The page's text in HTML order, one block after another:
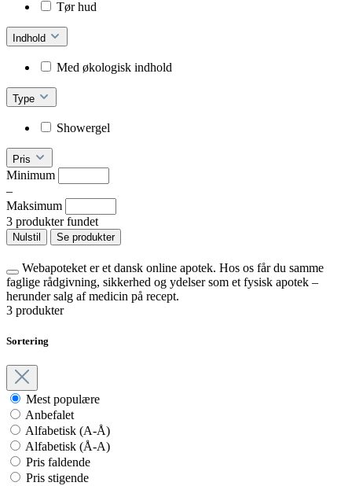
Tør hud
Indhold
Med økologisk indhold
Type
Showergel
Pris
Minimum
–
Maksimum
3 produkter fundet
Nulstil Se produkter
Webapoteket er et dansk online apotek. Hos os får du samme
faglige rådgivning, sikkerhed og ydelser som et fysisk apotek –
herunder salg af medicin på recept.
3 produkter
Sortering
Mest populære
Anbefalet
Alfabetisk (A-Å)
Alfabetisk (Å-A)
Pris faldende
Pris stigende